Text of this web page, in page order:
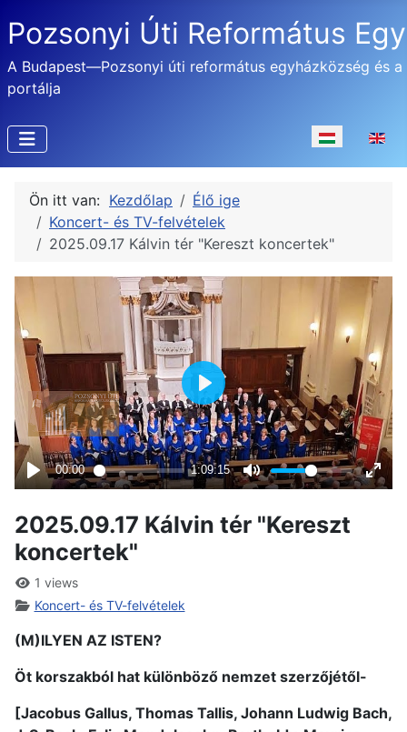
Pozsonyi Úti Református
A Budapest—Pozsonyi úti református egyházközség és a
portálja
Válasszon
Ön itt van: Kezdőlap
Élő ige
Koncert- és TV-felvételek
2025.09.17 Kálvin tér "Kereszt koncertek"
2025.09.17 Kálvin tér "Kereszt
koncertek"
1 views
Koncert- és TV-felvételek
(M)ILYEN AZ ISTEN?
Öt korszakból hat különböző nemzet szerzőjétől-
[Jacobus Gallus, Thomas Tallis, Johann Ludwig Bach,